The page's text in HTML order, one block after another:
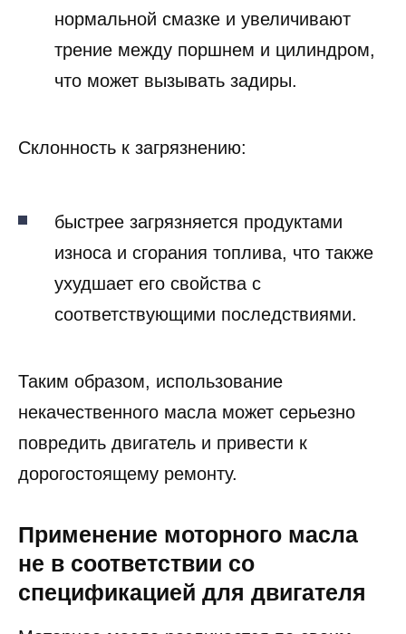
нормальной смазке и увеличивают
трение между поршнем и цилиндром,
что может вызывать задиры.
Склонность к загрязнению:
быстрее загрязняется продуктами
износа и сгорания топлива, что также
ухудшает его свойства с
соответствующими последствиями.
Таким образом, использование
некачественного масла может серьезно
повредить двигатель и привести к
дорогостоящему ремонту.
Применение моторного масла
не в соответствии со
спецификацией для двигателя